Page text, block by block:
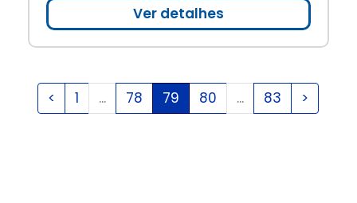
Ver detalhes
< 1 ... 78 79 80 ... 83 >